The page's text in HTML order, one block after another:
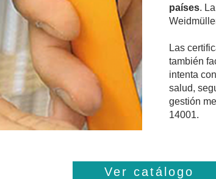
países.
Las
también
intenta
salud,
gestión
14001.
Ver catálogo